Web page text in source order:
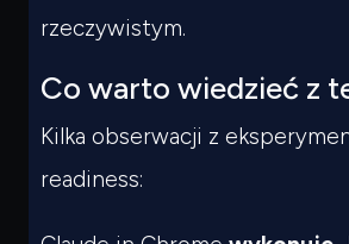
rzeczywistym.
Co warto wiedzieć z
Kilka obserwacji z
readiness: